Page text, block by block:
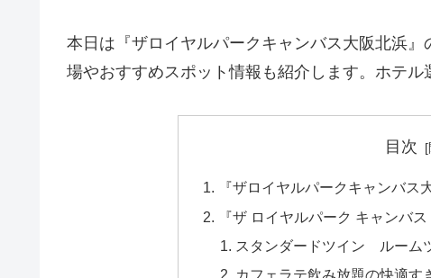
本日は『ザロイヤルパークキャンバス大阪北浜
場やおすすめスポット情報も紹介します。ホテル
目次
『ザロイヤルパークキャンバ
『ザ ロイヤルパーク キャンバ
スタンダードツイン ルーム
カフェラテ飲み放題の快適す